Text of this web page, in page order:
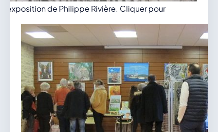
l'exposition de Philippe Rivière. Cliquer pour